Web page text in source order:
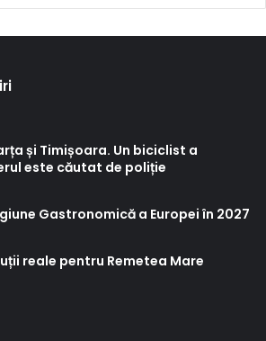
și Timișoara. Un biciclist a
este căutat de poliție
Gastronomică a Europei în 2027
reale pentru Remetea Mare